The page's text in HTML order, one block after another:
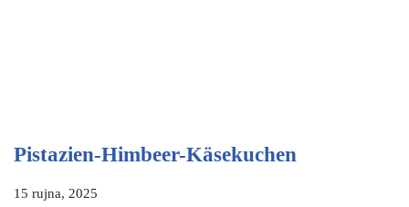
Pistazien-Himbeer-Käsekuchen
15 rujna, 2025